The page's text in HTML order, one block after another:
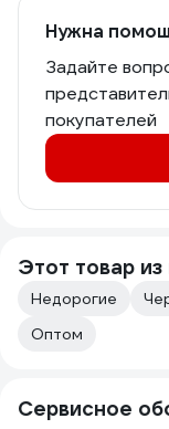
Нужна
Задайте
покупателей
Этот товар
Недорогие
Оптом
Сервисное